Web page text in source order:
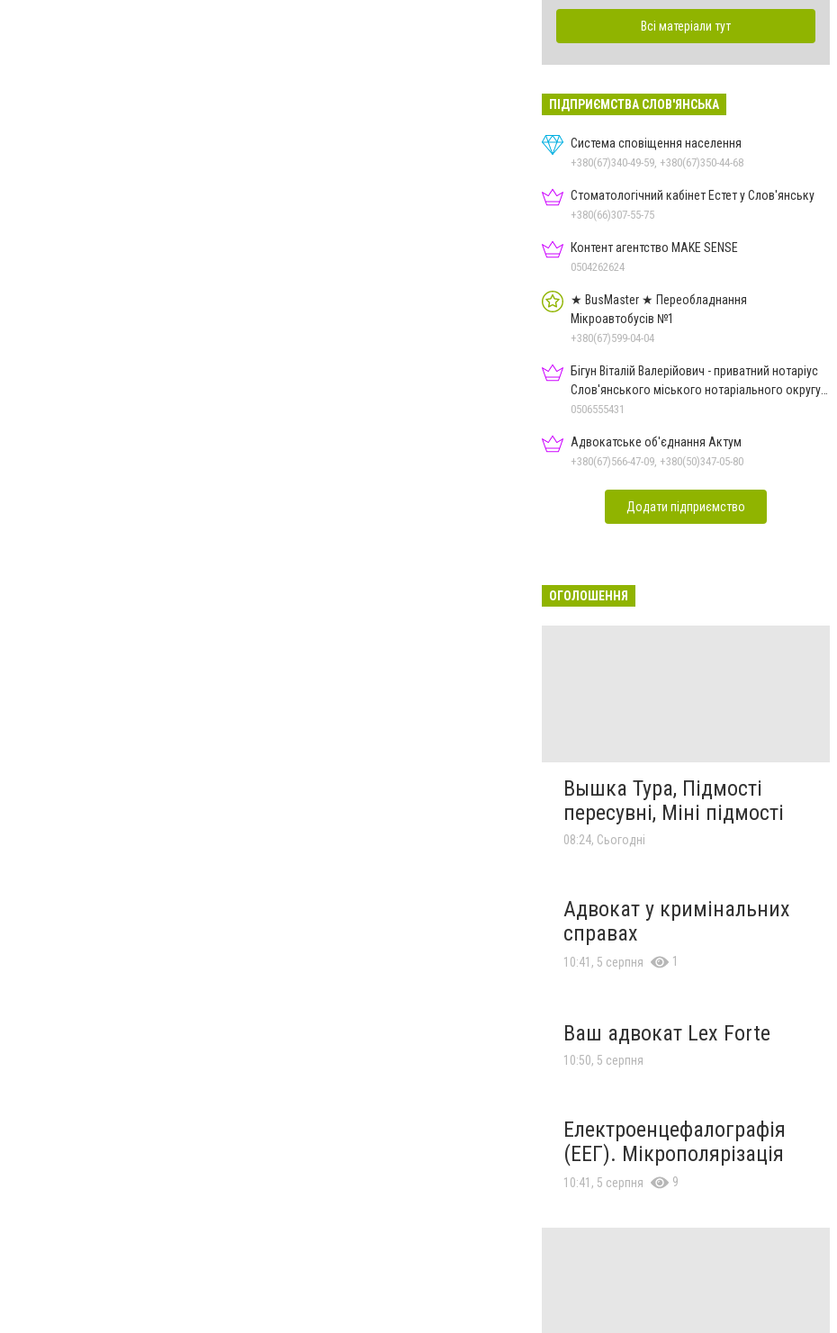
Всі матеріали тут
ПІДПРИЄМСТВА СЛОВ'ЯНСЬКА
Система сповіщення населення
+380(67)340-49-59, +380(67)350-44-68
Стоматологічний кабінет Естет у Слов'янську
+380(66)307-55-75
Контент агентство MAKE SENSE
0504262624
★ BusMaster ★ Переобладнання
Мікроавтобусів №1
+380(67)599-04-04
Бігун Віталій Валерійович - приватний нотаріус
Слов'янського міського нотаріального округу
Дон.обл.
0506555431
Адвокатське об'єднання Актум
+380(67)566-47-09, +380(50)347-05-80
Додати підприємство
ОГОЛОШЕННЯ
Вышка Тура, Підмості
пересувні, Міні підмості
08:24, Сьогодні
Адвокат у кримінальних
справах
10:41, 5 серпня 1
Ваш адвокат Lex Forte
10:50, 5 серпня
Електроенцефалографія
(ЕЕГ). Мікрополярізація
10:41, 5 серпня 9